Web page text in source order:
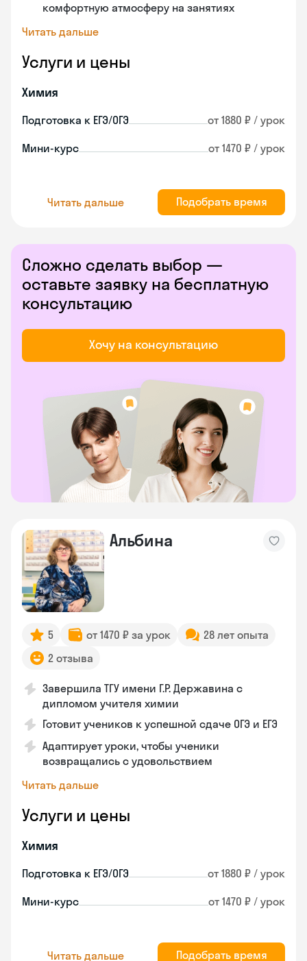
комфортную атмосферу на занятиях
Читать дальше
Услуги и цены
Химия
Подготовка к ЕГЭ/ОГЭ от 1880 ₽ / урок
Мини-курс от 1470 ₽ / урок
Читать дальше Подобрать время
Сложно сделать выбор —
оставьте заявку на бесплатную
консультацию
Хочу на консультацию
Альбина
5 от 1470 ₽ за урок
28 лет опыта
2 отзыва
Завершила ТГУ имени Г.Р. Державина с
дипломом учителя химии
Готовит учеников к успешной сдаче ОГЭ и ЕГЭ
Адаптирует уроки, чтобы ученики
возвращались с удовольствием
Читать дальше
Услуги и цены
Химия
Подготовка к ЕГЭ/ОГЭ от 1880 ₽ / урок
Мини-курс от 1470 ₽ / урок
Читать дальше Подобрать время